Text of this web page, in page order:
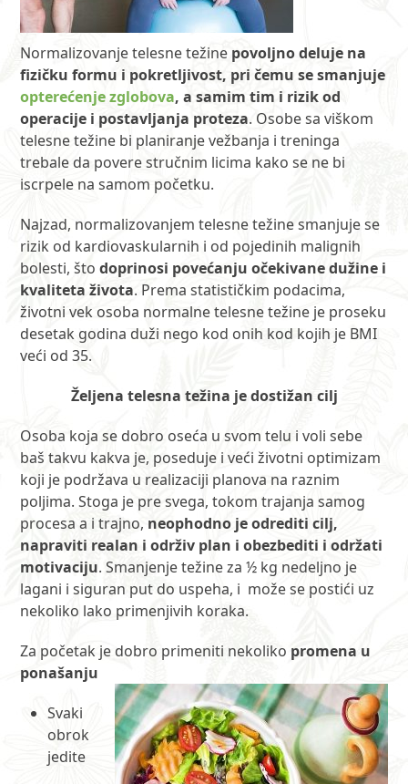
Normalizovanje telesne težine povoljno deluje na
fizičku formu i pokretljivost, pri čemu se smanjuje
opterećenje zglobova, a samim tim i rizik od
operacije i postavljanja proteza. Osobe sa viškom
telesne težine bi planiranje vežbanja i treninga
trebale da povere stručnim licima kako se ne bi
iscrpele na samom početku.
Najzad, normalizovanjem telesne težine smanjuje se
rizik od kardiovaskularnih i od pojedinih malignih
bolesti, štodoprinosi povećanju očekivane dužine i
kvaliteta života. Prema statističkim podacima,
životni vek osoba normalne telesne težine je proseku
desetak godina duži nego kod onih kod kojih je BMI
veći od 35.
Željena telesna težina je dostižan cilj
Osoba koja se dobro oseća u svom telu i voli sebe
baš takvu kakva je, poseduje i veći životni optimizam
koji je podržava u realizaciji planova na raznim
poljima. Stoga je pre svega, tokom trajanja samog
procesa a i trajno, neophodno je odrediti cilj,
napraviti realan i održiv plan i obezbediti i održati
motivaciju. Smanjenje težine za ½ kg nedeljno je
lagani i siguran put do uspeha, i može se postići uz
nekoliko lako primenjivih koraka.
Za početak je dobro primeniti nekoliko promena u
ponašanju
Svaki
obrok
jedite